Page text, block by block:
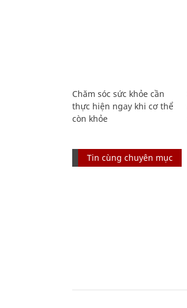
Chăm sóc sức khỏe cần
thực hiện ngay khi cơ thể
còn khỏe
Tin cùng chuyên mục